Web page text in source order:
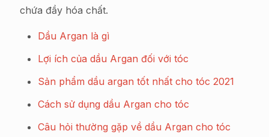
chứa đầy hóa chất.
Dầu Argan là gì
Lợi ích của dầu Argan đối với tóc
Sản phẩm dầu argan tốt nhất cho tóc 2021
Cách sử dụng dầu Argan cho tóc
Câu hỏi thường gặp về dầu Argan cho tóc